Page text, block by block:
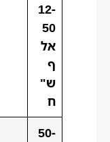
12-
50
אל
ף
ש"
ח
50-